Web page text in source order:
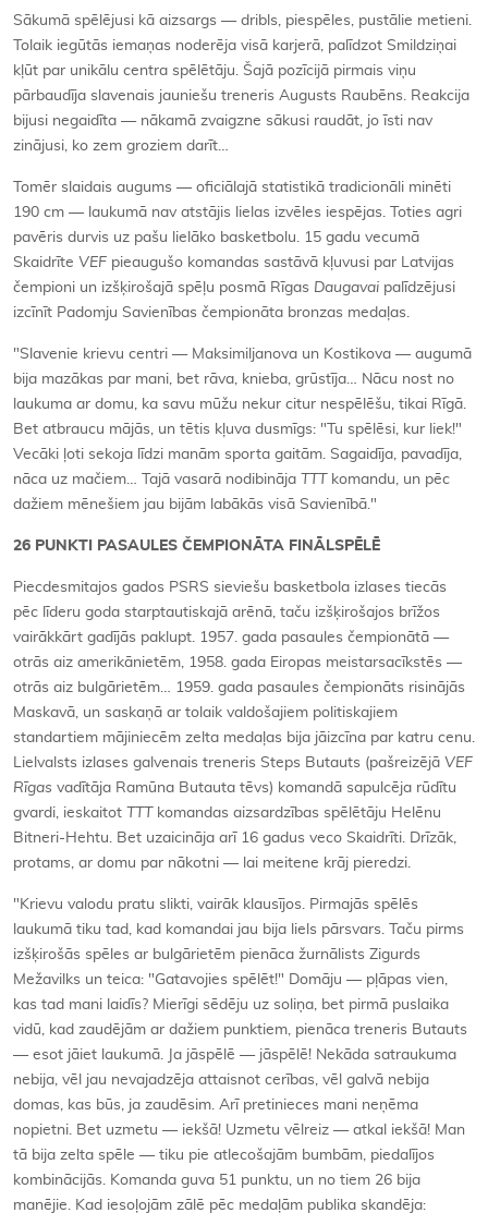
Sākumā spēlējusi kā aizsargs — dribls, piespēles, pustālie metieni.
Tolaik iegūtās iemaņas noderēja visā karjerā, palīdzot Smildziņai
kļūt par unikālu centra spēlētāju. Šajā pozīcijā pirmais viņu
pārbaudīja slavenais jauniešu treneris Augusts Raubēns. Reakcija
bijusi negaidīta — nākamā zvaigzne sākusi raudāt, jo īsti nav
zinājusi, ko zem groziem darīt…
Tomēr slaidais augums — oficiālajā statistikā tradicionāli minēti
190 cm — laukumā nav atstājis lielas izvēles iespējas. Toties agri
pavēris durvis uz pašu lielāko basketbolu. 15 gadu vecumā
Skaidrīte VEF pieaugušo komandas sastāvā kļuvusi par Latvijas
čempioni un izšķirošajā spēļu posmā Rīgas Daugavai palīdzējusi
izcīnīt Padomju Savienības čempionāta bronzas medaļas.
"Slavenie krievu centri — Maksimiljanova un Kostikova — augumā
bija mazākas par mani, bet rāva, knieba, grūstīja… Nācu nost no
laukuma ar domu, ka savu mūžu nekur citur nespēlēšu, tikai Rīgā.
Bet atbraucu mājās, un tētis kļuva dusmīgs: "Tu spēlēsi, kur liek!"
Vecāki ļoti sekoja līdzi manām sporta gaitām. Sagaidīja, pavadīja,
nāca uz mačiem… Tajā vasarā nodibināja TTTkomandu, un pēc
dažiem mēnešiem jau bijām labākās visā Savienībā."
26 PUNKTI PASAULES ČEMPIONĀTA FINĀLSPĒLĒ
Piecdesmitajos gados PSRS sieviešu basketbola izlases tiecās
pēc līderu goda starptautiskajā arēnā, taču izšķirošajos brīžos
vairākkārt gadījās paklupt. 1957. gada pasaules čempionātā —
otrās aiz amerikānietēm, 1958. gada Eiropas meistarsacīkstēs —
otrās aiz bulgārietēm… 1959. gada pasaules čempionāts risinājās
Maskavā, un saskaņā ar tolaik valdošajiem politiskajiem
standartiem mājiniecēm zelta medaļas bija jāizcīna par katru cenu.
Lielvalsts izlases galvenais treneris Steps Butauts (pašreizējā VEF
Rīgas vadītāja Ramūna Butauta tēvs) komandā sapulcēja rūdītu
gvardi, ieskaitot TTTkomandas aizsardzības spēlētāju Helēnu
Bitneri-Hehtu. Bet uzaicināja arī 16 gadus veco Skaidrīti. Drīzāk,
protams, ar domu par nākotni — lai meitene krāj pieredzi.
"Krievu valodu pratu slikti, vairāk klausījos. Pirmajās spēlēs
laukumā tiku tad, kad komandai jau bija liels pārsvars. Taču pirms
izšķirošās spēles ar bulgārietēm pienāca žurnālists Zigurds
Mežavilks un teica: "Gatavojies spēlēt!" Domāju — pļāpas vien,
kas tad mani laidīs? Mierīgi sēdēju uz soliņa, bet pirmā puslaika
vidū, kad zaudējām ar dažiem punktiem, pienāca treneris Butauts
— esot jāiet laukumā. Ja jāspēlē — jāspēlē! Nekāda satraukuma
nebija, vēl jau nevajadzēja attaisnot cerības, vēl galvā nebija
domas, kas būs, ja zaudēsim. Arī pretinieces mani neņēma
nopietni. Bet uzmetu — iekšā! Uzmetu vēlreiz — atkal iekšā! Man
tā bija zelta spēle — tiku pie atlecošajām bumbām, piedalījos
kombinācijās. Komanda guva 51 punktu, un no tiem 26 bija
manējie. Kad iesoļojām zālē pēc medaļām publika skandēja: